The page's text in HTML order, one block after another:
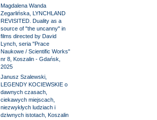
Magdalena Wanda
Zegarlińska, LYNCHLAND
REVISITED. Duality as a
source of "the uncanny" in
films directed by David
Lynch, seria "Prace
Naukowe / Scientific Works"
nr 8, Koszalin - Gdańsk,
2025
Janusz Szalewski,
LEGENDY KOCIEWSKIE o
dawnych czasach,
ciekawych miejscach,
niezwykłych ludziach i
dziwnych istotach, Koszalin